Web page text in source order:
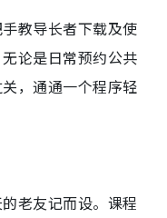
教导长者下载及使
论是日常预约公共
，通通一个程序轻
老友记而设。课程